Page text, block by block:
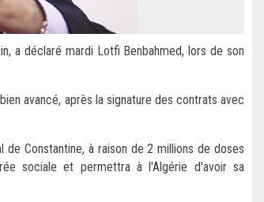
a déclaré mardi Lotfi Benbahmed, lors de son
avancé, après la signature des contrats avec
Constantine, à raison de 2 millions de doses
sociale et permettra à l'Algérie d'avoir sa